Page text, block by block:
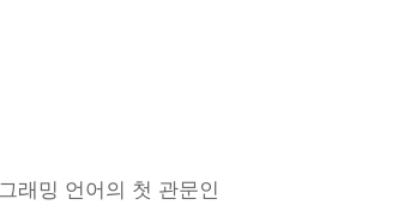
래밍 언어의 첫 관문인